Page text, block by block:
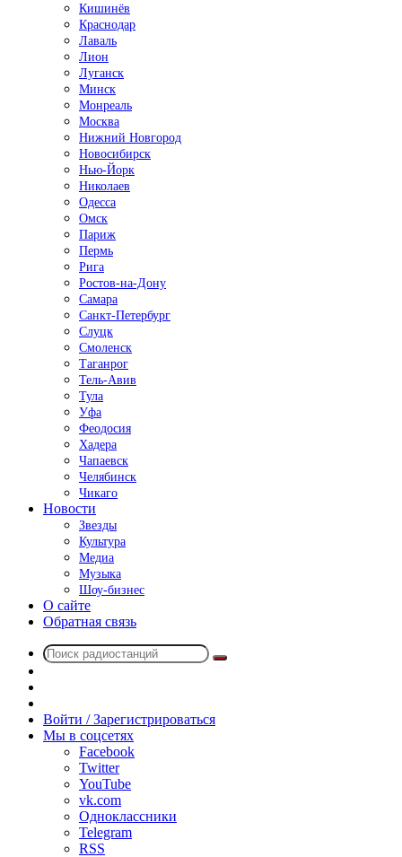
Кишинёв
Краснодар
Лаваль
Лион
Луганск
Минск
Монреаль
Москва
Нижний Новгород
Новосибирск
Нью-Йорк
Николаев
Одесса
Омск
Париж
Пермь
Рига
Ростов-на-Дону
Самара
Санкт-Петербург
Слуцк
Смоленск
Таганрог
Тель-Авив
Тула
Уфа
Феодосия
Хадера
Чапаевск
Челябинск
Чикаго
Новости
Звезды
Культура
Медиа
Музыка
Шоу-бизнес
О сайте
Обратная связь
Поиск
радио
Войти / Зарегистрироваться
Мы в соцсетях
Facebook
Twitter
YouTube
vk.com
Одноклассники
Telegram
RSS